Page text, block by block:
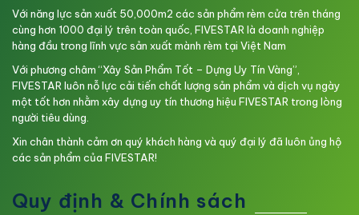
Với năng lực sản xuất 50,000m2 các sản phẩm rèm cửa trên tháng
cùng hơn 1000 đại lý trên toàn quốc, FIVESTAR là doanh nghiệp
hàng đầu trong lĩnh vực sản xuất mành rèm tại Việt Nam
Với phương châm “Xây Sản Phẩm Tốt – Dựng Uy Tín Vàng”,
FIVESTAR luôn nỗ lực cải tiến chất lượng sản phẩm và dịch vụ ngày
một tốt hơn nhằm xây dựng uy tín thương hiệu FIVESTAR trong lòng
người tiêu dùng.
Xin chân thành cảm ơn quý khách hàng và quý đại lý đã luôn ủng hộ
các sản phẩm của FIVESTAR!
Quy định & Chính sách